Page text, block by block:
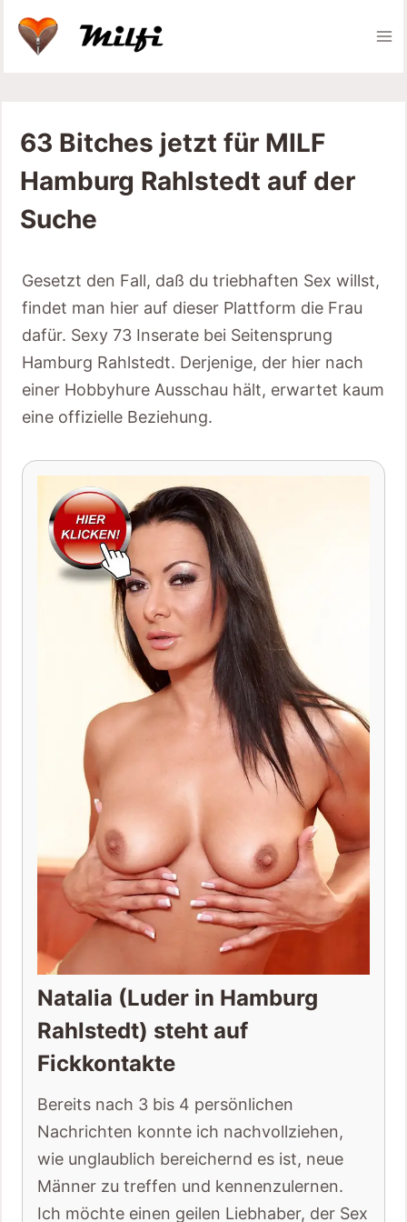
Inhalt
63 Bitches jetzt für MILF
Hamburg Rahlstedt auf der
Suche
Gesetzt den Fall, daß du triebhaften Sex willst,
findet man hier auf dieser Plattform die Frau
dafür. Sexy 73 Inserate bei Seitensprung
Hamburg Rahlstedt. Derjenige, der hier nach
einer Hobbyhure Ausschau hält, erwartet kaum
eine offizielle Beziehung.
Natalia (Luder in Hamburg
Rahlstedt) steht auf
Fickkontakte
Bereits nach 3 bis 4 persönlichen
Nachrichten konnte ich nachvollziehen,
wie unglaublich bereichernd es ist, neue
Männer zu treffen und kennenzulernen.
Ich möchte einen geilen Liebhaber, der Sex